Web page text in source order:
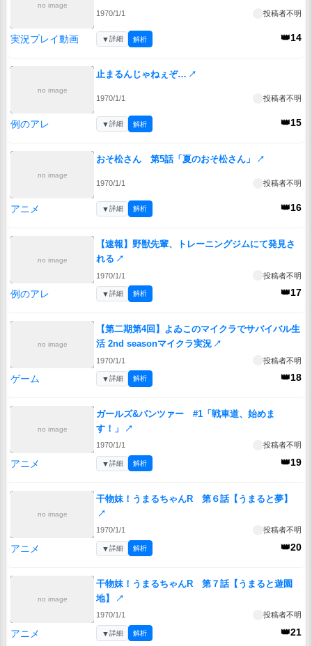
no image
1970/1/1 投稿者不明
実況プレイ動画 👑14
▼詳細 解析
no image
止まるんじゃねぇぞ… ↗
1970/1/1 投稿者不明
例のアレ 👑15
▼詳細 解析
no image
おそ松さん 第5話「夏のおそ松さん」 ↗
1970/1/1 投稿者不明
アニメ 👑16
▼詳細 解析
no image
【速報】野獣先輩、トレーニングジムにて発見さ
れる ↗
1970/1/1 投稿者不明
例のアレ 👑17
▼詳細 解析
no image
【第二期第4回】よゐこのマイクラでサバイバル生
活 2nd seasonマイクラ実況 ↗
1970/1/1 投稿者不明
ゲーム 👑18
▼詳細 解析
no image
ガールズ&パンツァー #1「戦車道、始めま
す！」
↗
1970/1/1 投稿者不明
アニメ 👑19
▼詳細 解析
no image
干物妹！うまるちゃんR 第６話【うまると夢】
↗
1970/1/1 投稿者不明
アニメ 👑20
▼詳細 解析
no image
干物妹！うまるちゃんR 第７話【うまると遊園
地】
↗
1970/1/1 投稿者不明
アニメ 👑21
▼詳細 解析